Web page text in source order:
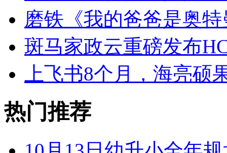
磨铁《我的爸爸是奥
斑马家政云重磅发布
上飞书8个月，海亮硕
热门推荐